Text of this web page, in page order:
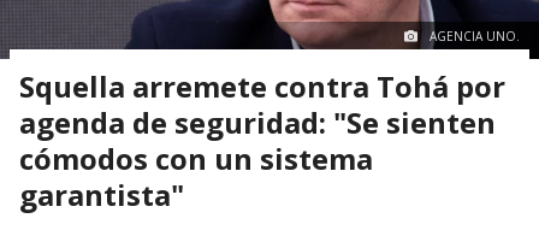
AGENCIA UNO.
Squella arremete contra Tohá por
agenda de seguridad: "Se sienten
cómodos con un sistema
garantista"